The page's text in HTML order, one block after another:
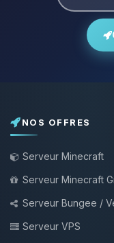
NOS OFFRES
Serveur Minecraft
Serveur Minecraft
Serveur Bungee /
Serveur VPS